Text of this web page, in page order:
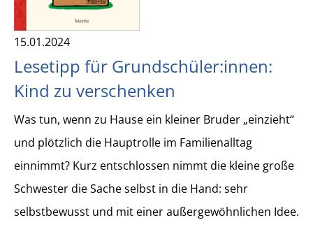
15.01.2024
Lesetipp für Grundschüler:innen:
Kind zu verschenken
Was tun, wenn zu Hause ein kleiner Bruder „einzieht“
und plötzlich die Hauptrolle im Familienalltag
einnimmt? Kurz entschlossen nimmt die kleine große
Schwester die Sache selbst in die Hand: sehr
selbstbewusst und mit einer außergewöhnlichen Idee.